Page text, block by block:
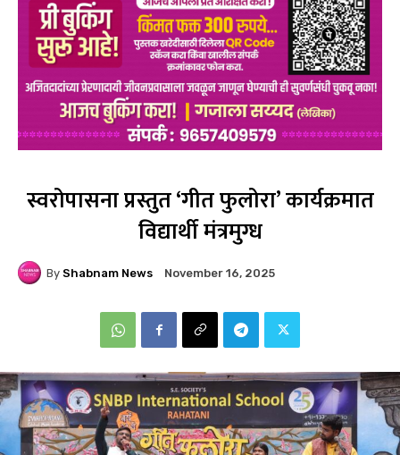
स्वरोपासना प्रस्तुत ‘गीत फुलोरा’ कार्यक्रमात
विद्यार्थी मंत्रमुग्ध
By Shabnam News November 16, 2025